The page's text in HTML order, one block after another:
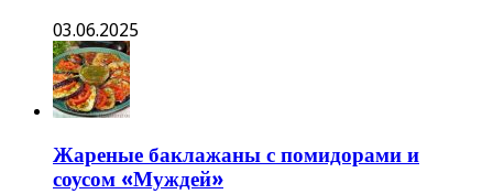
03.06.2025
Жареные баклажаны с помидорами и
соусом «Муждей»